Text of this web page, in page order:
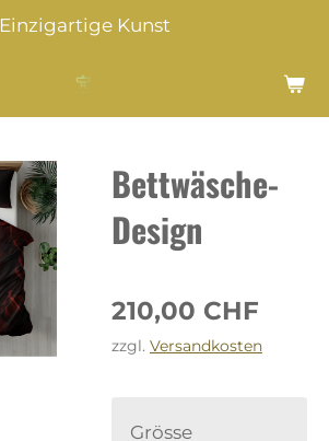
Einzigartige Kunst
Bettwäsche-
Design
210,00 CHF
zzgl. Versandkosten
Grösse